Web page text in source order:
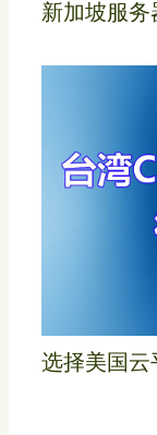
新加坡服
选择美国云